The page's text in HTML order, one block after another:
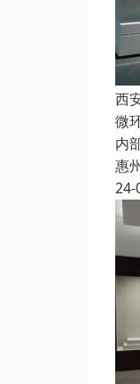
西
微
内
惠
24-